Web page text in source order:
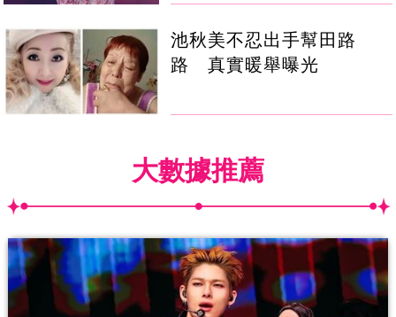
池秋美不忍出手幫田路
路 真實暖舉曝光
大數據推薦